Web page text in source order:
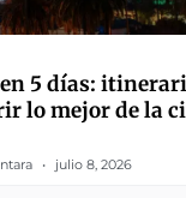
5 días:
lo mejor de la
julio 8, 2026